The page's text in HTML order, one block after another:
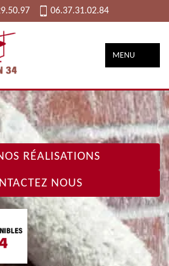
06.37.31.02.84
MENU
RÉALISATIONS
NOUS